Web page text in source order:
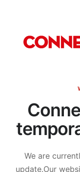
We are
update.Our